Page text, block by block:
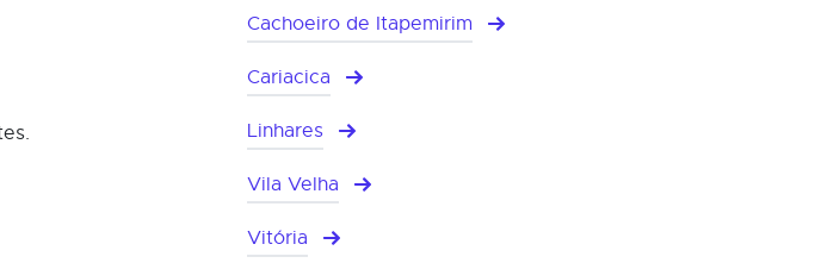
Cachoeiro de Itapemirim
Cariacica
Linhares
Vila Velha
Vitória